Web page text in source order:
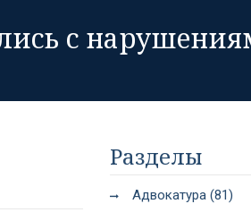
с
Разделы
Адвокатура (81)